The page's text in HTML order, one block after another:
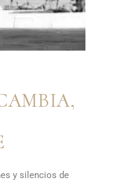
y silencios de